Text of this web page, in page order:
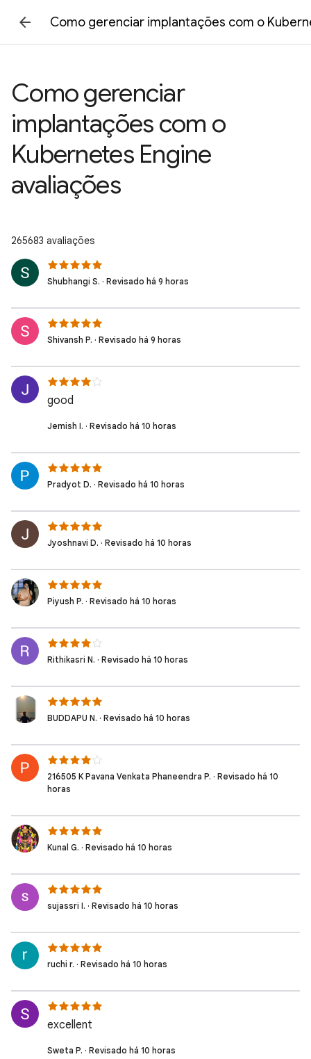
Como gerenciar implantações com o
Como gerenciar
implantações com o
Kubernetes Engine
avaliações
265683 avaliações
Shubhangi S. · Revisado há 9 horas
Shivansh P. · Revisado há 9 horas
good
Jemish I. · Revisado há 10 horas
Pradyot D. · Revisado há 10 horas
Jyoshnavi D. · Revisado há 10 horas
Piyush P. · Revisado há 10 horas
Rithikasri N. · Revisado há 10 horas
BUDDAPU N. · Revisado há 10 horas
216505 K Pavana Venkata Phaneendra P. · Revisado há 10
horas
Kunal G. · Revisado há 10 horas
sujassri I. · Revisado há 10 horas
ruchi r. · Revisado há 10 horas
excellent
Sweta P. · Revisado há 10 horas